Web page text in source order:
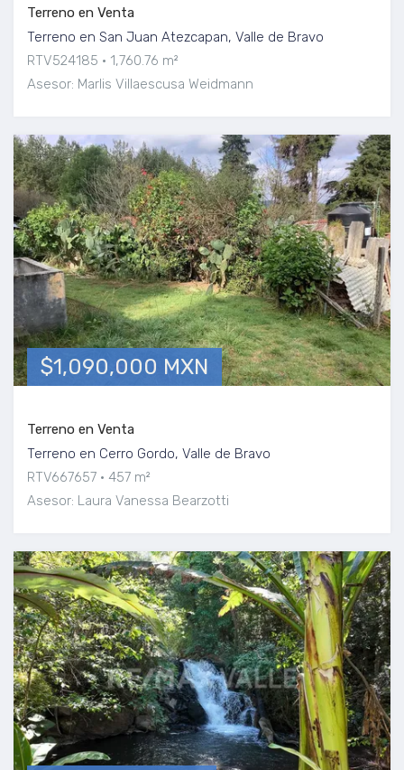
Terreno en Venta
Terreno en San Juan Atezcapan, Valle de Bravo
RTV524185
1,760.76 m²
Asesor: Marlis Villaescusa Weidmann
$1,090,000 MXN
Terreno en Venta
Terreno en Cerro Gordo, Valle de Bravo
RTV667657
457 m²
Asesor: Laura Vanessa Bearzotti